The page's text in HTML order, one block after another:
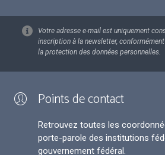
Votre adresse e-mail est uniquement
inscription à la newsletter,
la protection des données personnelles.
Points de contact
Retrouvez toutes les
porte-parole des institutions
gouvernement fédéral.